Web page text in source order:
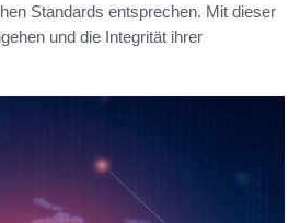
Standards entsprechen. Mit dieser
und die Integrität ihrer